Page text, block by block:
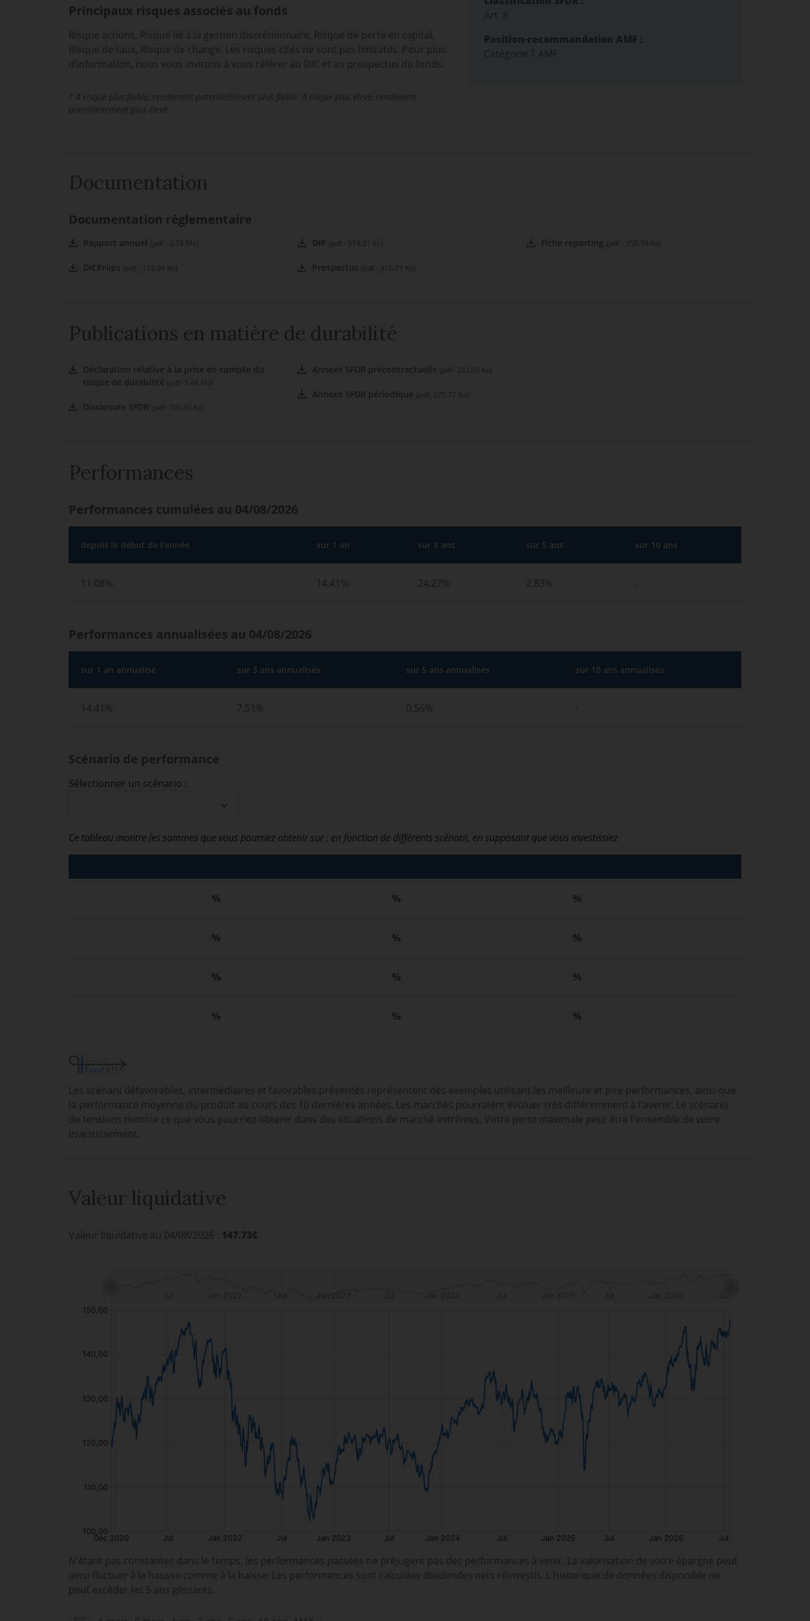
Art. 8
Position-recommandation AMF :
Catégorie 1 AMF
Principaux risques associés au fonds
Risque actions, Risque lié à la gestion discrétionnaire, Risque de perte en capital,
Risque de taux, Risque de change. Les risques cités ne sont pas limitatifs. Pour plus
d’information, nous vous invitons à vous référer au DIC et au prospectus du fonds.
* A risque plus faible, rendement potentiellement plus faible. A risque plus élevé, rendement
potentiellement plus élevé
Documentation
Documentation réglementaire
Rapport annuel (pdf - 2.78 Mo)
DICPriips (pdf - 125.99 Ko)
DIP (pdf - 314.31 Ko)
Prospectus (pdf - 316.77 Ko)
Fiche reporting (pdf - 358.79 Ko)
Publications en matière de durabilité
Déclaration relative à la prise en compte du
risque de durabilité (pdf- 5.48 Mo)
Disclosure SFDR (pdf- 196.95 Ko)
Annexe SFDR précontractuelle (pdf- 242.09 Ko)
Annexe SFDR périodique (pdf- 275.77 Ko)
Performances
Performances cumulées au 04/08/2026
depuis le début de l'année sur 1 an sur 3 ans sur 5 ans sur 10 ans
11.08% 14.41% 24.27% 2.83% -
Performances annualisées au 04/08/2026
sur 1 an annualisé sur 3 ans annualisés sur 5 ans annualisés sur 10 ans annualisés
14.41% 7.51% 0.56% -
Scénario de performance
Sélectionner un scénario :
Ce tableau montre les sommes que vous pourriez obtenir sur, en fonction de différents scénarii, en supposant que vous investissiez
% % %
% % %
% % %
% % %
Les scénarii défavorables, intermédiaires et favorables présentés représentent des exemples utilisant les meilleure et pire performances, ainsi que
la performance moyenne du produit au cours des 10 dernières années. Les marchés pourraient évoluer très différemment à l'avenir. Le scénario
de tensions montre ce que vous pourriez obtenir dans des situations de marché extrêmes. Votre perte maximale peut être l'ensemble de votre
investissement.
Valeur liquidative
Valeur liquidative au 04/08/2026 : 147.73€
N'étant pas constantes dans le temps, les performances passées ne préjugent pas des performances à venir. La valorisation de votre épargne peut
ainsi fluctuer à la hausse comme à la baisse. Les performances sont calculées dividendes nets réinvestis. L'historique de données disponible ne
peut excéder les 5 ans glissants.